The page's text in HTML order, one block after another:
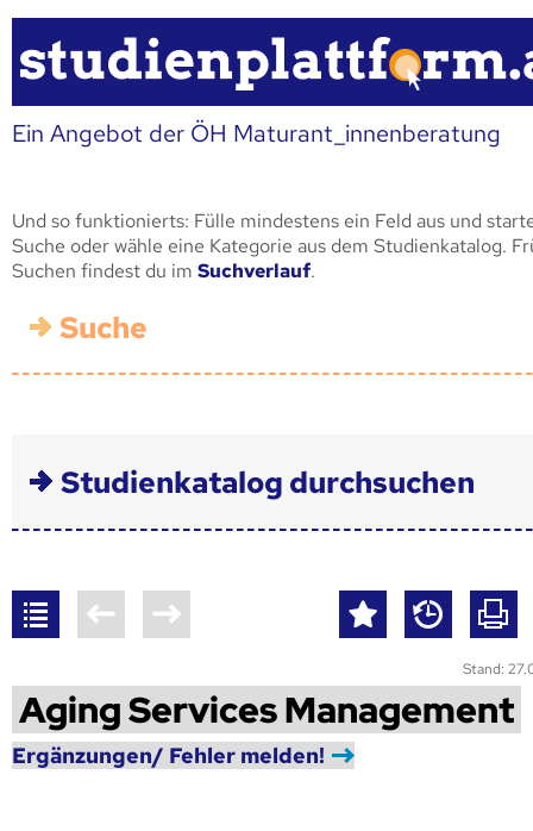
Ein Angebot der ÖH Maturant_innenberatung
Und so funktionierts: Fülle mindestens ein Feld aus und
Suche oder wähle eine Kategorie aus dem Studienkatalog.
Suchen findest du im Suchverlauf.
Suche
Studienkatalog durchsuchen
Stand:
Aging Services Management
Ergänzungen/ Fehler melden!